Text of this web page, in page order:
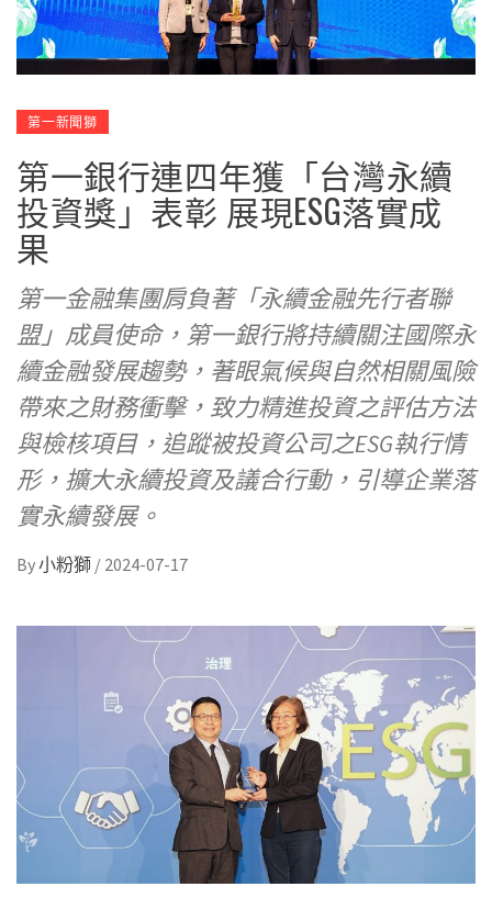
第一新聞獅
第一銀行連四年獲「台灣永續
投資獎」表彰 展現ESG落實成
果
第一金融集團肩負著「永續金融先行者聯
盟」成員使命，第一銀行將持續關注國際永
續金融發展趨勢，著眼氣候與自然相關風險
帶來之財務衝擊，致力精進投資之評估方法
與檢核項目，追蹤被投資公司之ESG執行情
形，擴大永續投資及議合行動，引導企業落
實永續發展。
By小粉獅 / 2024-07-17